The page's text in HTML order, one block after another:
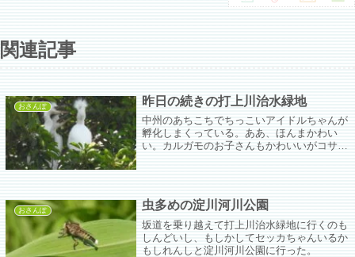
関連記事
おさんぽ 昨日の続きの打上川治水緑地
中州のあちこちでちっこいアイドルちゃんが
孵化しまくっている。ああ、ほんまかわい
い。カルガモのお子さんもかわいいがコサギ
おさんぽ 虫多めの淀川河川公園
坂道を乗り越えて打上川治水緑地に行くのも
しんどいし、もしかしてセッカちゃんいるか
もしれんしと淀川河川公園に行った。